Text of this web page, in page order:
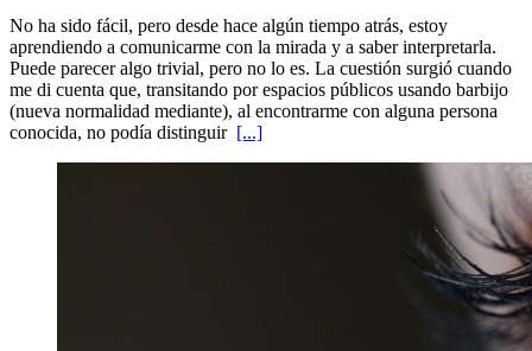
No ha sido fácil, pero desde hace algún tiempo atrás, estoy
aprendiendo a comunicarme con la mirada y a saber interpretarla.
Puede parecer algo trivial, pero no lo es. La cuestión surgió cuando
me di cuenta que, transitando por espacios públicos usando barbijo
(nueva normalidad mediante), al encontrarme con alguna persona
conocida, no podía distinguir [...]